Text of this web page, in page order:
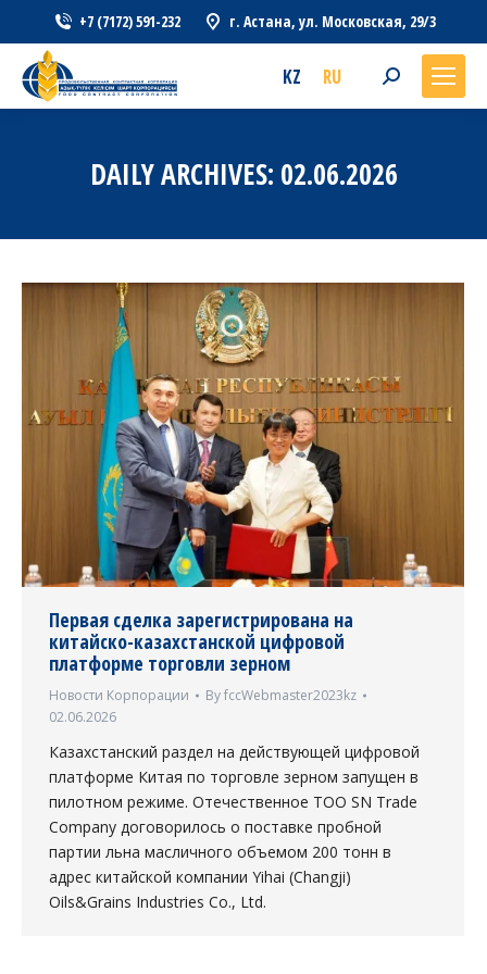
+7 (7172) 591-232 г. Астана, ул. Московская, 29/3
KZ RU Search:
DAILY ARCHIVES: 02.06.2026
Первая сделка зарегистрирована на
китайско-казахстанской цифровой
платформе торговли зерном
Новости Корпорации ByfccWebmaster2023kz
02.06.2026
Казахстанский раздел на действующей цифровой
платформе Китая по торговле зерном запущен в
пилотном режиме. Отечественное ТОО SN Trade
Company договорилось о поставке пробной
партии льна масличного объемом 200 тонн в
адрес китайской компании Yihai (Changji)
Oils&Grains Industries Co., Ltd.